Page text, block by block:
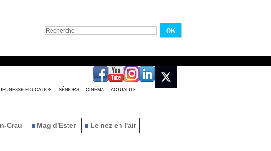
JEUNESSE ÉDUCATION SÉNIORS CINÉMA ACTUALITÉ
Crau Mag d'Ester Le nez en l'air